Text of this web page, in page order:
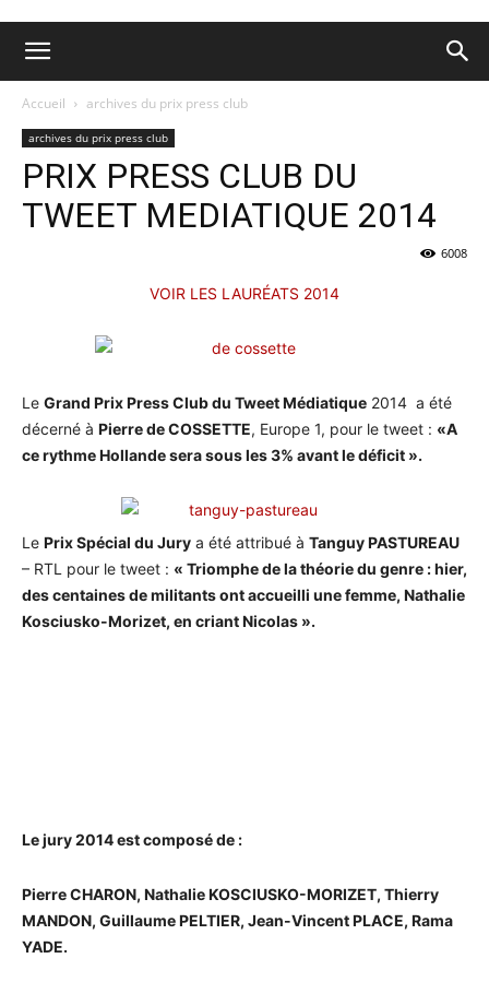
Accueil archives du prix press club
archives du prix press club
PRIX PRESS CLUB DU
TWEET MEDIATIQUE 2014
6008
VOIR LES LAURÉATS 2014
Le Grand Prix Press Club du Tweet Médiatique 2014 a été
décerné à Pierre de COSSETTE, Europe 1, pour le tweet : «A
ce rythme Hollande sera sous les 3% avant le déficit ».
Le Prix Spécial du Jury a été attribué à Tanguy PASTUREAU
– RTL pour le tweet : « Triomphe de la théorie du genre : hier,
des centaines de militants ont accueilli une femme, Nathalie
Kosciusko-Morizet, en criant Nicolas ».
Le jury 2014 est composé de :
Pierre CHARON, Nathalie KOSCIUSKO-MORIZET, Thierry
MANDON, Guillaume PELTIER, Jean-Vincent PLACE, Rama
YADE.